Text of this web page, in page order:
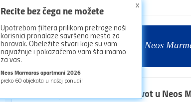
Nađite i rezervišite smeštaj u Neos
mesta za noćni život u Neos
x
Recite bez čega ne možete
Upotrebom filtera prilikom pretrage naši
korisnici pronalaze savršeno mesto za
boravak. Obeležite stvari koje su vam
najvažnije i pokazaćemo vam šta imamo
za vas.
Neos Marmaras apartmani 2026
preko 60 objekata u našoj ponudi!